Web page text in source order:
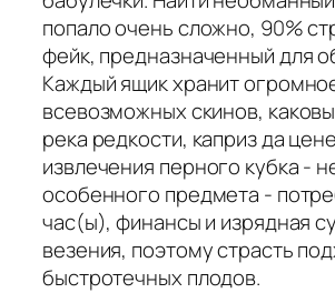
попало очень сложно, 90%
фейк, предназначенный для
Каждый ящик хранит
всевозможных скинов,
река редкости, каприз да
извлечения перного кубка -
особенного предмета -
час(ы), финансы и изрядная
везения, поэтому страсть
быстротечных плодов.